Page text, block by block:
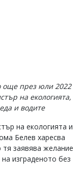
още през юли 2022
на екологията,
и водите
на екологията и
Белев харесва
заявява желание
изграденото без